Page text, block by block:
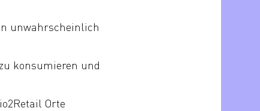
unwahrscheinlich
konsumieren und
Orte